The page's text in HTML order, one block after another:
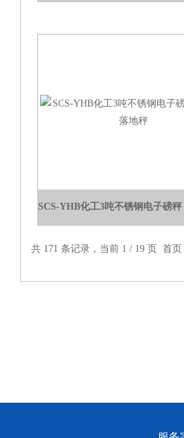
共 171 条记录，当前 1 / 19 页 首